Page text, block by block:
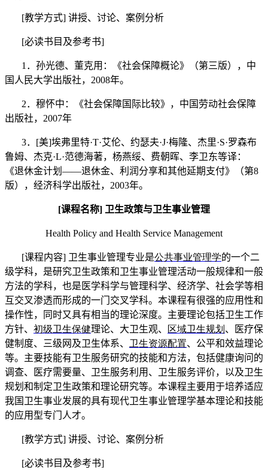
[教学方式] 讲授、讨论、案例分析
[必读书目及参考书]
1 ．孙光德、董克用：《社会保障概论》（第三版）
，中
国人民大学出版社， 2008年。
2． 穆怀中：《社会保障国际比较》，中国劳动社会保障
出版社， 2007年
3． [美]埃弗里特·T·艾伦、约瑟夫·J·梅隆、杰里·S·罗森布
鲁姆、杰克·L·范德海著，杨燕绥、费朝晖、李卫东等译：
《退休金计划——退休金、利润分享和其他延期支付》（第8
版），经济科学出版社， 2003年。
[课程名称] 卫生政策与卫生事业管理
Health Policy and Health Service Management
[课程内容] 卫生事业管理专业是公共事业管理学的一个二
级学科，是研究卫生政策和卫生事业管理活动一般规律和一般
方法的学科，也是医学科学与管理科学、经济学、社会学等相
互交叉渗透而形成的一门交叉学科。本课程有很强的应用性和
操作性，同时又具有相当的理论深度。主要理论包括卫生工作
方针、 初级卫生保健理论、大卫生观、 区域卫生规划 、医疗保
健制度、三级网及卫生体系、 卫生资源配置、公平和效益理论
等。主要技能有卫生服务研究的技能和方法，包括健康询问的
调查、医疗需要量、卫生服务利用、卫生服务评价，以及卫生
规划和制定卫生政策和理论研究等。本课程主要用于培养适应
我国卫生事业发展的具有现代卫生事业管理学基本理论和技能
的应用型专门人才。
[教学方式] 讲授、讨论、案例分析
[必读书目及参考书]